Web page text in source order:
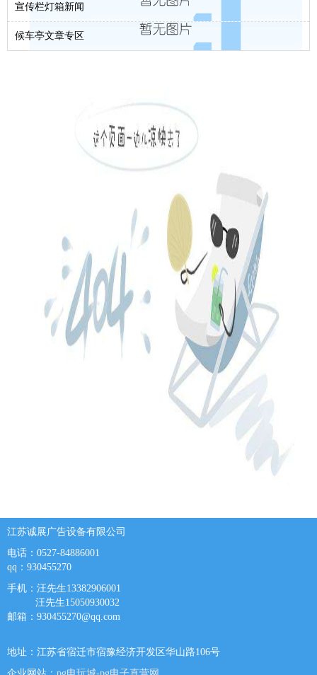
宣传栏灯箱新闻
候车亭文章专区
江苏诚展广告设备有限公司
电话：0527-84886001
qq：930455270
手机：汪先生13382906001
汪先生15050930032
邮箱： 930455270@qq.com
地址：江苏省宿迁市宿豫经济开发区华山路106号